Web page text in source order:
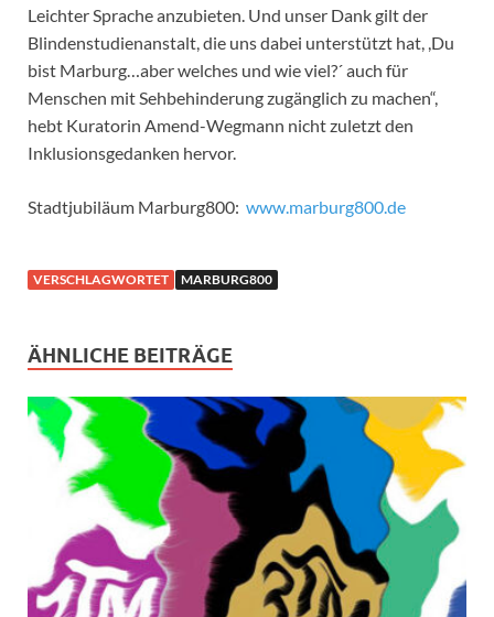
Leichter Sprache anzubieten. Und unser Dank gilt der
Blindenstudienanstalt, die uns dabei unterstützt hat, ,Du
bist Marburg…aber welches und wie viel?´ auch für
Menschen mit Sehbehinderung zugänglich zu machen“,
hebt Kuratorin Amend-Wegmann nicht zuletzt den
Inklusionsgedanken hervor.
Stadtjubiläum Marburg800: www.marburg800.de
VERSCHLAGWORTET MARBURG800
ÄHNLICHE BEITRÄGE